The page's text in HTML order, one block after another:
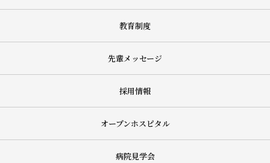
教育制度
先輩メッセージ
採用情報
オープンホスピタル
病院見学会